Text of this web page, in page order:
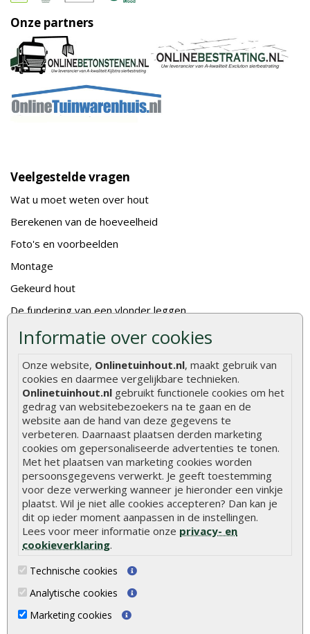
Informatie over cookies
Onze website, Onlinetuinhout.nl, maakt gebruik van
cookies en daarmee vergelijkbare technieken.
Onlinetuinhout.nl gebruikt functionele cookies om het
gedrag van websitebezoekers na te gaan en de
website aan de hand van deze gegevens te
verbeteren. Daarnaast plaatsen derden marketing
cookies om gepersonaliseerde advertenties te tonen.
Met het plaatsen van marketing cookies worden
persoonsgegevens verwerkt. Je geeft toestemming
voor deze verwerking wanneer je hieronder een vinkje
plaatst. Wil je niet alle cookies accepteren? Dan kan je
dit op ieder moment aanpassen in de instellingen.
Lees voor meer informatie onze privacy- en
cookieverklaring.
Technische cookies
Analytische cookies
Marketing cookies
Onze partners
Veelgestelde vragen
Wat u moet weten over hout
Berekenen van de hoeveelheid
Foto's en voorbeelden
Montage
Gekeurd hout
De fundering van een vlonder leggen
Hoe zelf een houten overkapping maken
Hoe betonpaal plaatsen
Hoe schutting plaatsen
De 9 beste tuinschermen van Onlinetuinhout.nl
Stijlvolle houtsoorten voor in de tuin
Duurzame tuin
Welke palen voor een schapenhek
Alle populaire categorieën
Tuinhout
Schutting
Vlonderplanken
Tuinpalen
Tuinschermen
Schuttingplanken